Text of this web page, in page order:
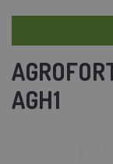
AGH1